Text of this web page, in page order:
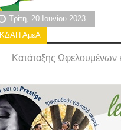
Τρίτη, 20 Ιουνίου 2023
ΚΔΑΠ ΑμεΑ
Κατάταξης Ωφελουμένων